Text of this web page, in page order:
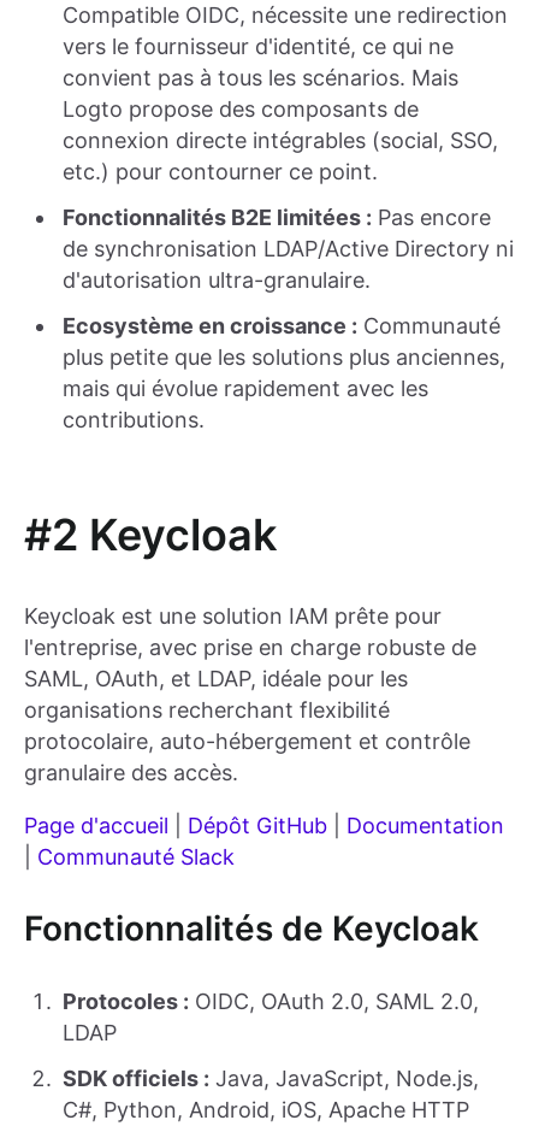
Compatible OIDC, nécessite une redirection
vers le fournisseur d'identité, ce qui ne
convient pas à tous les scénarios. Mais
Logto propose des composants de
connexion directe intégrables (social, SSO,
etc.) pour contourner ce point.
Fonctionnalités B2E limitées : Pas encore
de synchronisation LDAP/Active Directory ni
d'autorisation ultra-granulaire.
Ecosystème en croissance : Communauté
plus petite que les solutions plus anciennes,
mais qui évolue rapidement avec les
contributions.
#2 Keycloak
Keycloak est une solution IAM prête pour
l'entreprise, avec prise en charge robuste de
SAML, OAuth, et LDAP, idéale pour les
organisations recherchant flexibilité
protocolaire, auto-hébergement et contrôle
granulaire des accès.
Page d'accueil Dépôt GitHub
Documentation
Communauté Slack
Fonctionnalités de Keycloak
Protocoles : OIDC, OAuth 2.0, SAML 2.0,
LDAP
SDK officiels : Java, JavaScript, Node.js,
C#, Python, Android, iOS, Apache HTTP